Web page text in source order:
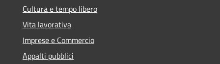
Cultura e tempo libero
Vita lavorativa
Imprese e Commercio
Appalti pubblici